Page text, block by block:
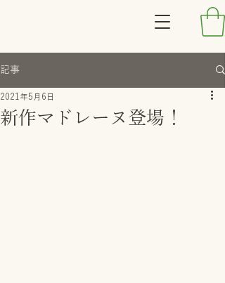
記事
新作マドレーヌ登場！
2021年5月6日